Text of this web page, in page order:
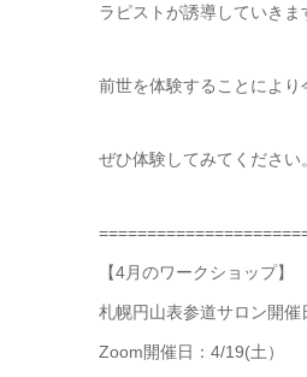
ラピストが誘導していきま
前世を体験することによ
ぜひ体験してみてください。
【4月のワークショップ】
札幌円山表参道サロン開催
Zoom開催日：4/19(土）